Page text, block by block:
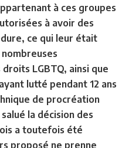
à ces groupes
à avoir des
ce qui leur était
LGBTQ, ainsi que
lutté pendant 12 ans
de procréation
la décision des
a toutefois été
proposé ne prenne